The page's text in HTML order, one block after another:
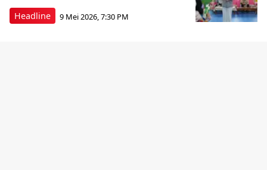
Headline 9 Mei 2026, 7:30 PM